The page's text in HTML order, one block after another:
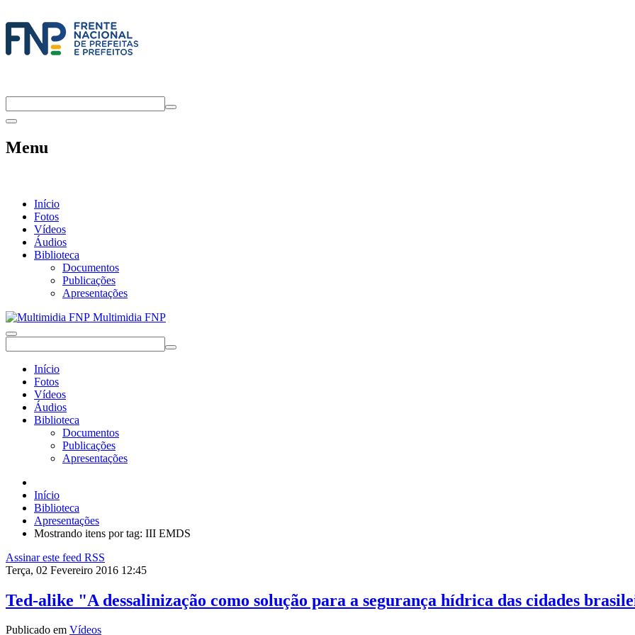
Menu
Início
Fotos
Vídeos
Áudios
Biblioteca
Documentos
Publicações
Apresentações
Multimidia FNP
Início
Fotos
Vídeos
Áudios
Biblioteca
Documentos
Publicações
Apresentações
Início
Biblioteca
Apresentações
Mostrando itens por tag: III EMDS
Assinar este feed RSS
Terça, 02 Fevereiro 2016 12:45
Ted-alike "A dessalinização como solução para a segurança hídrica das cidades
Publicado em Vídeos